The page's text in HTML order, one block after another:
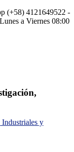
(+58) 4121649522 -
a Viernes 08:00